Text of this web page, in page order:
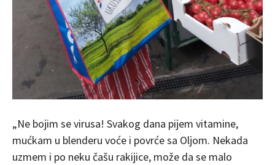
„Ne bojim se virusa! Svakog dana pijem vitamine,
mućkam u blenderu voće i povrće sa Oljom. Nekada
uzmem i po neku čašu rakijice, može da se malo